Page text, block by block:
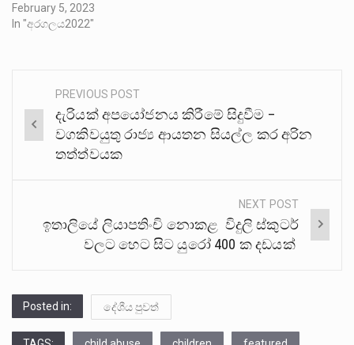
February 5, 2023
In "අරගලය2022"
Post
navigation
PREVIOUS POST
දැරියක් අපයෝජනය කිරීමේ සිදුවීම –
වගකිවයුතු රාජ්‍ය ආයතන සියල්ල කර අරින
තත්ත්වයක
NEXT POST
ඉතාලියේ ලියාපතිංචි නොකළ විදුලි ස්කුටර්
වලට හෙට සිට යුරෝ 400 ක දඩයක්
Posted in: දේශීය පුවත්